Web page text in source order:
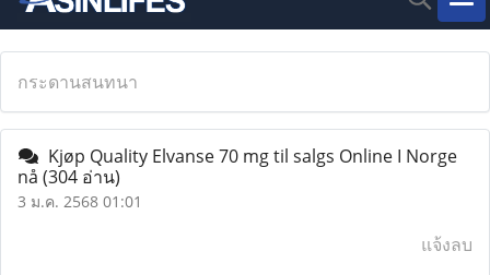
กระดานสนทนา
Kjøp Quality Elvanse 70 mg til salgs Online I Norge
nå (304 อ่าน)
3 ม.ค. 2568 01:01
แจ้งลบ